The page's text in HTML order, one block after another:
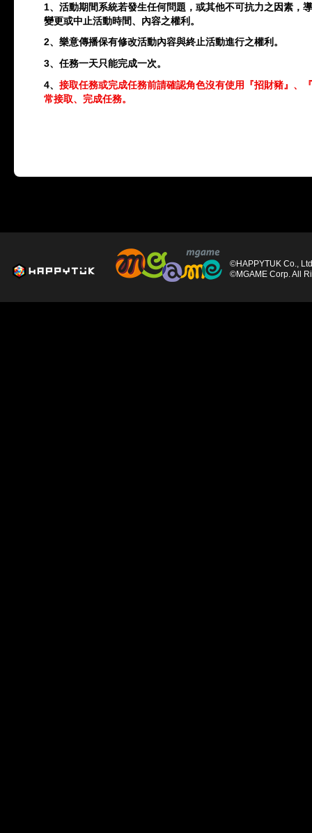
1、活動期間系統若發生任何問題，或其他不可抗力之因素，
變更或中止活動時間、內容之權利。
2、樂意傳播保有修改活動內容與終止活動進行之權利。
3、任務一天只能完成一次。
4、 接取任務或完成任務前請確認角色沒有使用『招財豬』、
常接取、完成任務。
©HAPPYTUK Co.,
©MGAME Corp. All